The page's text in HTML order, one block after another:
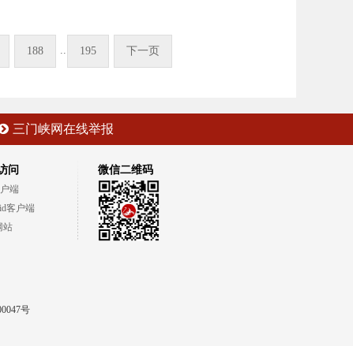
188 .. 195 下一页
三门峡网在线举报
问
端
客户端
站
微信二维码
号